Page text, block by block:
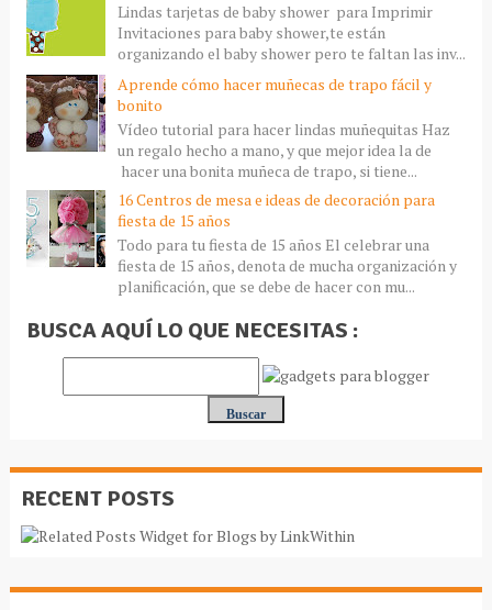
Lindas tarjetas de baby shower para Imprimir
Invitaciones para baby shower,te están
organizando el baby shower pero te faltan las inv...
Aprende cómo hacer muñecas de trapo fácil y
bonito
Vídeo tutorial para hacer lindas muñequitas Haz
un regalo hecho a mano, y que mejor idea la de
hacer una bonita muñeca de trapo, si tiene...
16 Centros de mesa e ideas de decoración para
fiesta de 15 años
Todo para tu fiesta de 15 años El celebrar una
fiesta de 15 años, denota de mucha organización y
planificación, que se debe de hacer con mu...
BUSCA AQUÍ LO QUE NECESITAS :
RECENT POSTS